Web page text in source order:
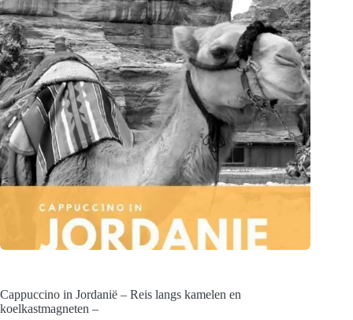
Cappuccino in Jordanië – Reis langs kamelen en
koelkastmagneten –